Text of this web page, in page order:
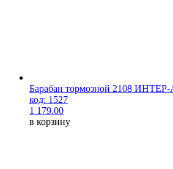
Барабан тормозной 2108
код: 1527
1 179.00
в корзину